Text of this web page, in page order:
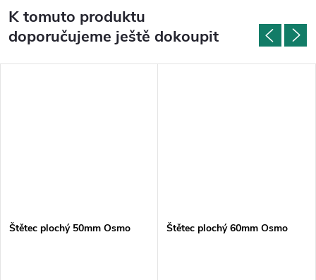
K tomuto produktu
doporučujeme ještě dokoupit
Štětec plochý 50mm Osmo Štětec plochý 60mm Osmo